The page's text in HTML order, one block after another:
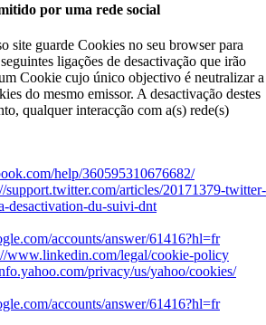
por uma rede social
site guarde Cookies no seu browser para
ligações de desactivação que irão
Cookie cujo único objectivo é neutralizar a
do mesmo emissor. A desactivação destes
qualquer interacção com a(s) rede(s)
help/360595310676682/
support.twitter.com/articles/20171379-twitter-
desactivation-du-suivi-dnt
accounts/answer/61416?hl=fr
www.linkedin.com/legal/cookie-policy
privacy/us/yahoo/cookies/
accounts/answer/61416?hl=fr